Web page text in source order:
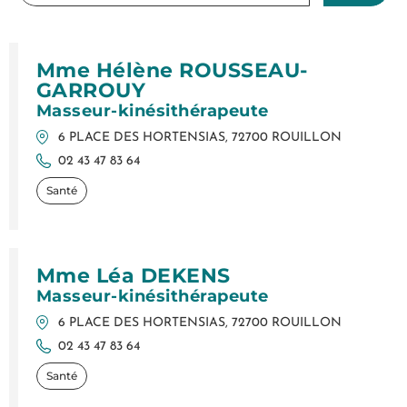
Mme Hélène ROUSSEAU-
GARROUY
Masseur-kinésithérapeute
6 PLACE DES HORTENSIAS, 72700 ROUILLON
02 43 47 83 64
Santé
Mme Léa DEKENS
Masseur-kinésithérapeute
6 PLACE DES HORTENSIAS, 72700 ROUILLON
02 43 47 83 64
Santé